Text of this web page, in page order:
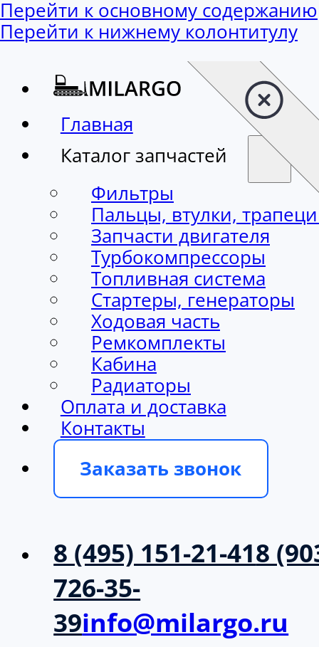
Перейти к основному содержанию
Перейти к нижнему колонтитулу
Главная
Каталог запчастей
Фильтры
Пальцы, втулки,
Запчасти двигателя
Турбокомпрессоры
Топливная система
Стартеры, генераторы
Ходовая часть
Ремкомплекты
Кабина
Радиаторы
Оплата и доставка
Контакты
Заказать звонок
8 (495) 151-21-418
726-35-
39info@milargo.ru